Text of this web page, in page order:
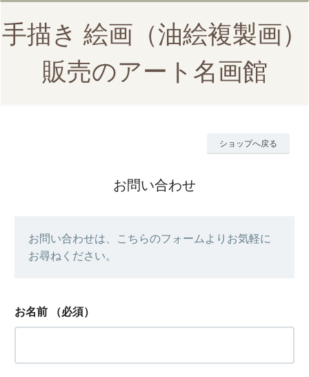
手描き 絵画（油絵複製画）
販売のアート名画館
ショップへ戻る
お問い合わせ
お問い合わせは、こちらのフォームよりお気軽に
お尋ねください。
お名前 （必須）